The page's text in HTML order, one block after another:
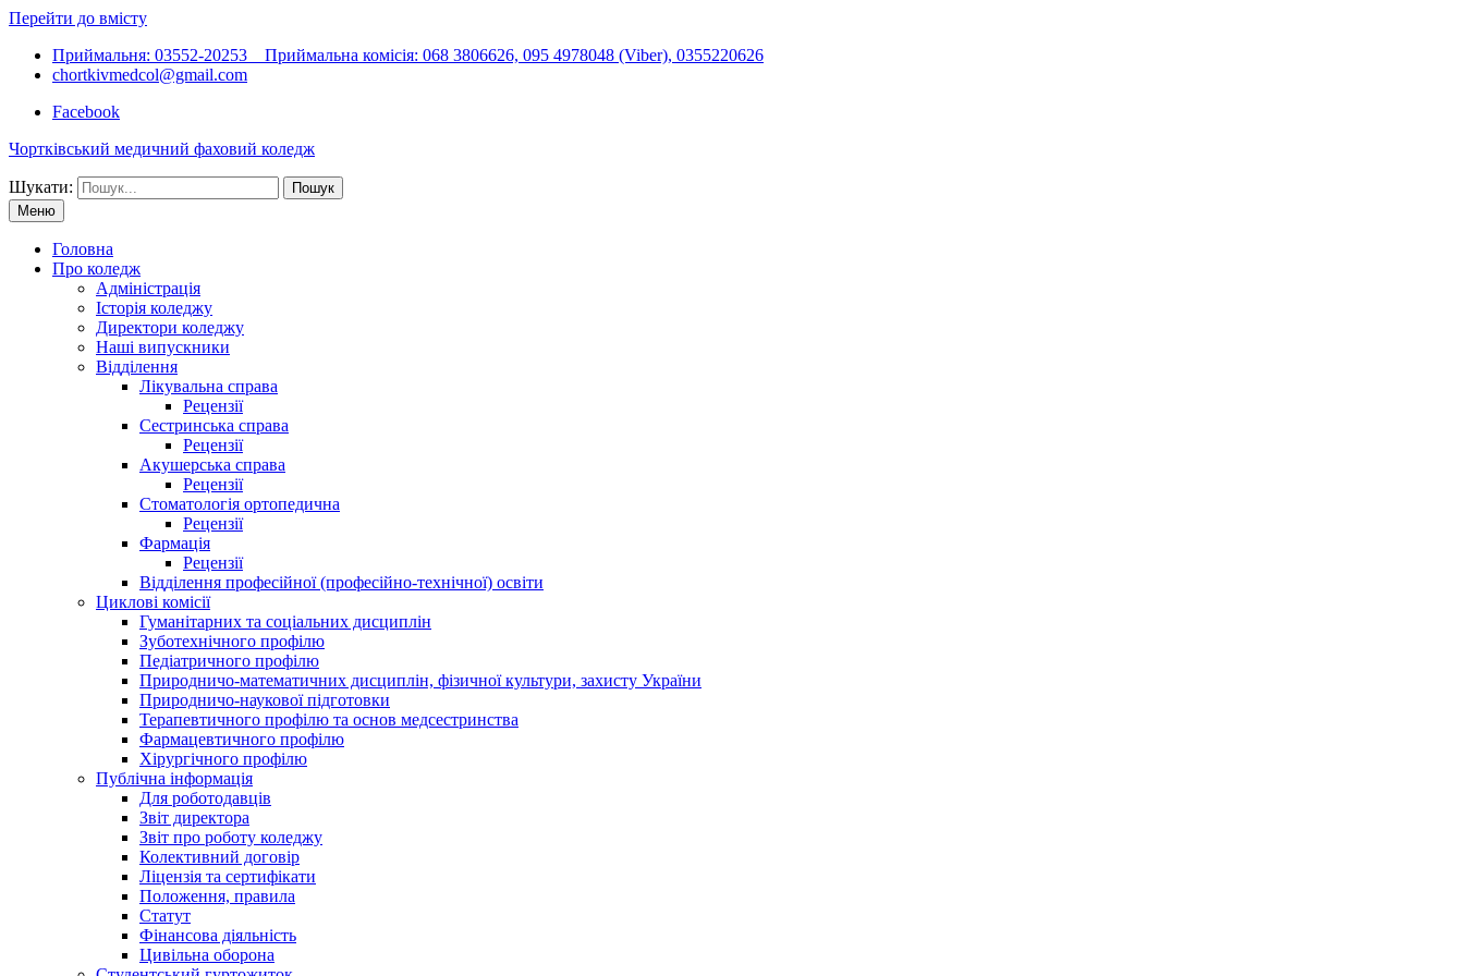
Перейти до вмісту
Приймальня: 03552-20253 Приймальна комісія: 068 3806626, 095 4978048 (Viber), 0355220626
chortkivmedcol@gmail.com
Facebook
Чортківський медичний фаховий коледж
Шукати:
Меню
Головна
Про коледж
Адміністрація
Історія коледжу
Директори коледжу
Наші випускники
Відділення
Лікувальна справа
Рецензії
Сестринська справа
Рецензії
Акушерська справа
Рецензії
Стоматологія ортопедична
Рецензії
Фармація
Рецензії
Відділення професійної (професійно-технічної) освіти
Циклові комісії
Гуманітарних та соціальних дисциплін
Зуботехнічного профілю
Педіатричного профілю
Природничо-математичних дисциплін, фізичної культури, захисту України
Природничо-наукової підготовки
Терапевтичного профілю та основ медсестринства
Фармацевтичного профілю
Хірургічного профілю
Публічна інформація
Для роботодавців
Звіт директора
Звіт про роботу коледжу
Колективний договір
Ліцензія та сертифікати
Положення, правила
Статут
Фінансова діяльність
Цивільна оборона